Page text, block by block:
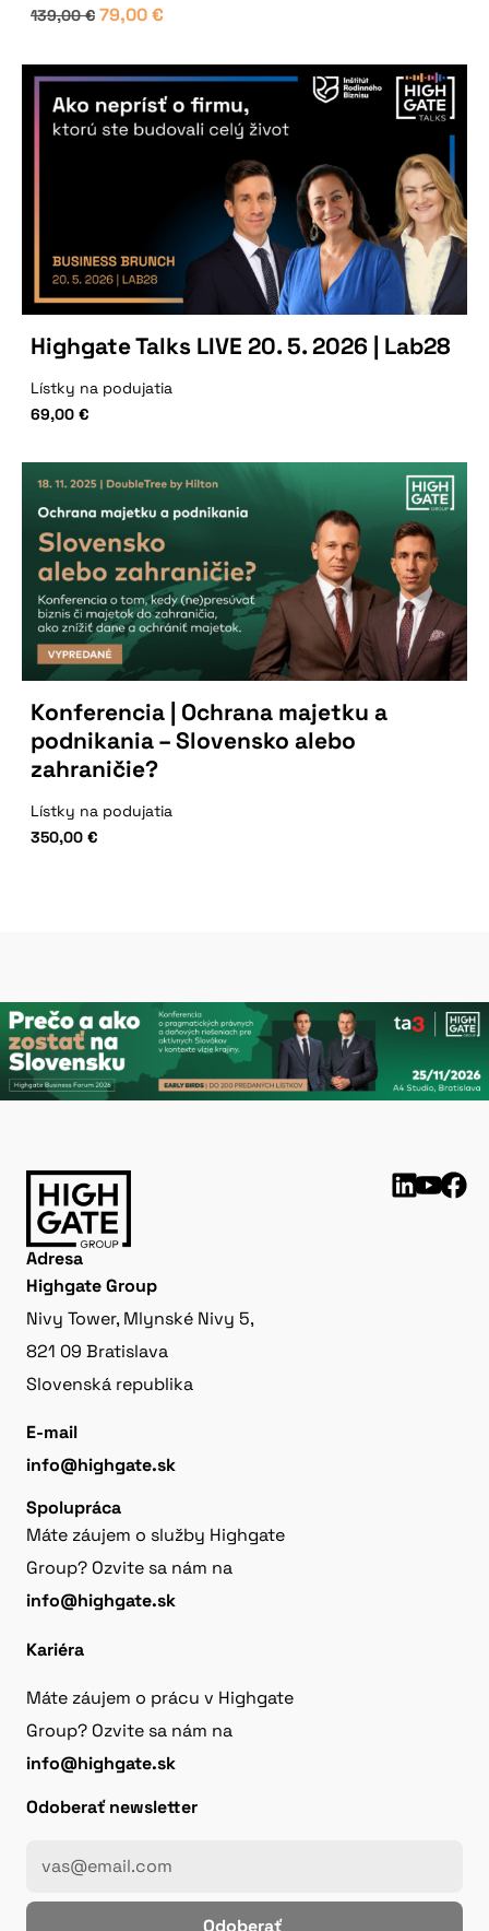
139,00€ 79,00€
Highgate Talks LIVE 20. 5. 2026 | Lab28
Lístky na podujatia
69,00 €
Konferencia | Ochrana majetku a
podnikania – Slovensko alebo
zahraničie?
Lístky na podujatia
350,00 €
Adresa
Highgate Group
Nivy Tower, Mlynské Nivy 5,
821 09 Bratislava
Slovenská republika
E-mail
info@highgate.sk
Spolupráca
Máte záujem o služby Highgate
Group? Ozvite sa nám na
info@highgate.sk
Kariéra
Máte záujem o prácu v Highgate
Group? Ozvite sa nám na
info@highgate.sk
Odoberať newsletter
Odoberať